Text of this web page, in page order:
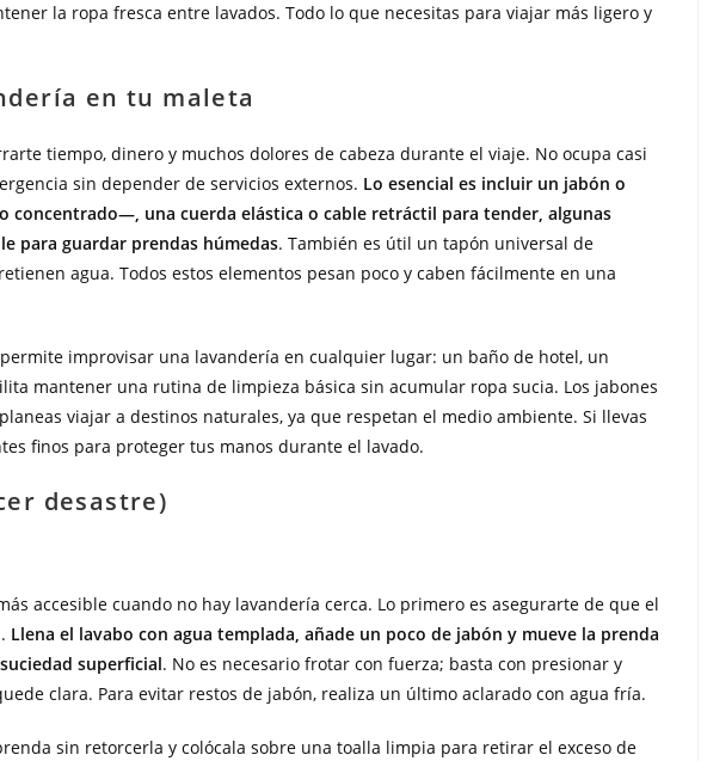
la ropa fresca entre lavados. Todo lo que necesitas para viajar más ligero y
en tu maleta
tiempo, dinero y muchos dolores de cabeza durante el viaje. No ocupa casi
sin depender de servicios externos. Lo esencial es incluir un jabón o
una cuerda elástica o cable retráctil para tender, algunas
para guardar prendas húmedas. También es útil un tapón universal de
agua. Todos estos elementos pesan poco y caben fácilmente en una
improvisar una lavandería en cualquier lugar: un baño de hotel, un
mantener una rutina de limpieza básica sin acumular ropa sucia. Los jabones
viajar a destinos naturales, ya que respetan el medio ambiente. Si llevas
finos para proteger tus manos durante el lavado.
desastre)
accesible cuando no hay lavandería cerca. Lo primero es asegurarte de que el
Llena el lavabo con agua templada, añade un poco de jabón y mueve la prenda
superficial. No es necesario frotar con fuerza; basta con presionar y
clara. Para evitar restos de jabón, realiza un último aclarado con agua fría.
sin retorcerla y colócala sobre una toalla limpia para retirar el exceso de